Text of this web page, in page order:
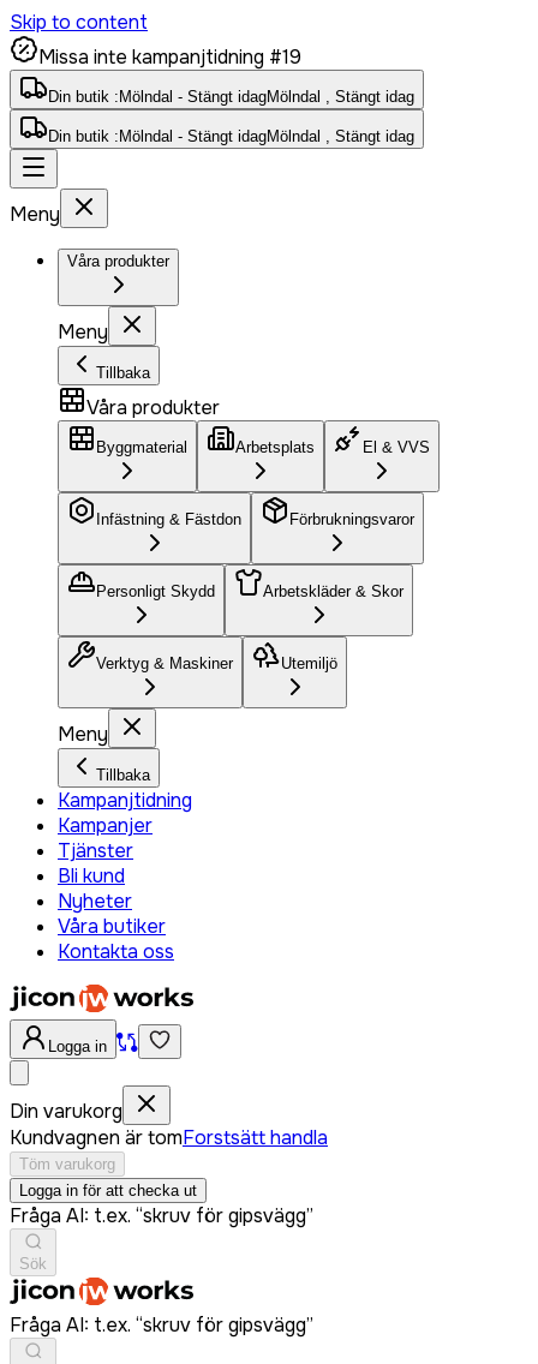
Skip to content
Missa inte kampanjtidning #19
Din butik : Mölndal - Stängt idagMölndal , Stängt idag
Din butik : Mölndal - Stängt idagMölndal , Stängt idag
Meny
Våra produkter
Meny
Tillbaka
Våra produkter
Byggmaterial Arbetsplats El & VVS
Infästning & Fästdon Förbrukningsvaror
Personligt Skydd Arbetskläder & Skor
Verktyg & Maskiner Utemiljö
Meny
Tillbaka
Kampanjtidning
Kampanjer
Tjänster
Bli kund
Nyheter
Våra butiker
Kontakta oss
Logga in
Din varukorg
Kundvagnen är tomForstsätt handla
Töm varukorg
Logga in för att checka ut
Fråga AI: t.ex. “skruv för gipsvägg”
Sök
Fråga AI: t.ex. “skruv för gipsvägg”